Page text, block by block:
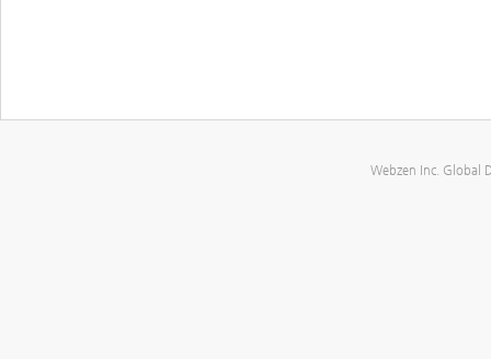
Webzen Inc. Global